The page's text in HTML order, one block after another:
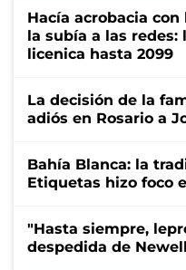
Hacía acrobacia
la subía a las redes:
licenica hasta 2099
La decisión de la
adiós en Rosario a
Bahía Blanca: la
Etiquetas hizo foco
"Hasta siempre,
despedida de